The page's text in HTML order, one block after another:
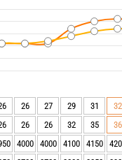
26 27 29 31
32
26 26 32 35
36
4000 4000 4100 4150